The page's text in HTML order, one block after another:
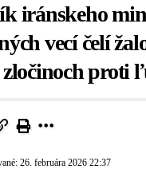
iránskeho
vecí čelí
proti
26. februára 2026 22:37